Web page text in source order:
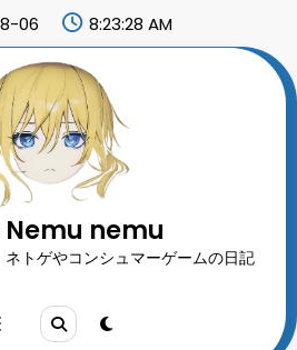
06 8:23:30 AM
nemu
ネトゲやコンシュマーゲームの日記